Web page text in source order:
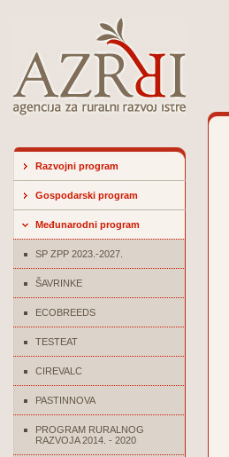
Razvojni program
Gospodarski program
Međunarodni program
SP ZPP 2023.-2027.
ŠAVRINKE
ECOBREEDS
TESTEAT
CIREVALC
PASTINNOVA
PROGRAM RURALNOG
RAZVOJA 2014. - 2020